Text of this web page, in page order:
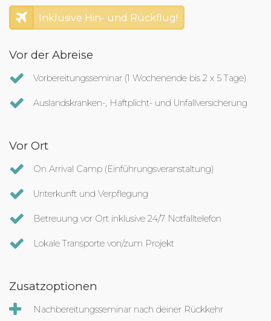
Inklusive Hin- und Rückflug!
Vor der Abreise
Vorbereitungsseminar (1 Wochenende bis 2 x 5 Tage)
Auslandskranken-, Haftplicht- und Unfallversicherung
Vor Ort
On Arrival Camp (Einführungsveranstaltung)
Unterkunft und Verpflegung
Betreuung vor Ort inklusive 24/7 Notfalltelefon
Lokale Transporte von/zum Projekt
Zusatzoptionen
Nachbereitungsseminar nach deiner Rückkehr